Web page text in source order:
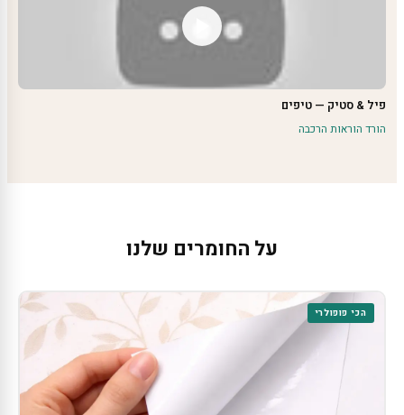
פיל & סטיק — טיפים
הורד הוראות הרכבה
על החומרים שלנו
הכי פופולרי